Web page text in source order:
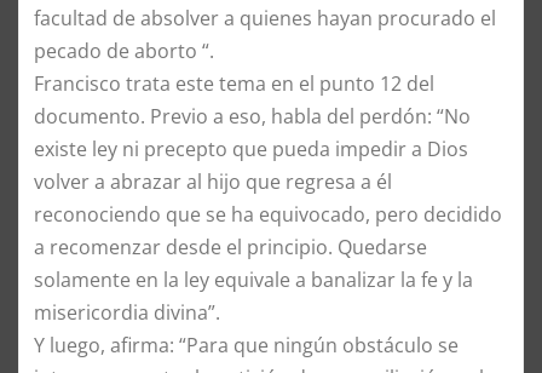
facultad de absolver a quienes hayan procurado el
pecado de aborto “.
Francisco trata este tema en el punto 12 del
documento. Previo a eso, habla del perdón: “No
existe ley ni precepto que pueda impedir a Dios
volver a abrazar al hijo que regresa a él
reconociendo que se ha equivocado, pero decidido
a recomenzar desde el principio. Quedarse
solamente en la ley equivale a banalizar la fe y la
misericordia divina”.
Y luego, afirma: “Para que ningún obstáculo se